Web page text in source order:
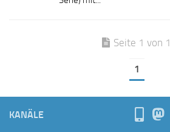
Seite 1 von 1
1
KANÄLE